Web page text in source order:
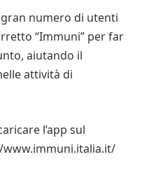
numero di utenti
“Immuni” per far
aiutando il
attività di
l’app sul